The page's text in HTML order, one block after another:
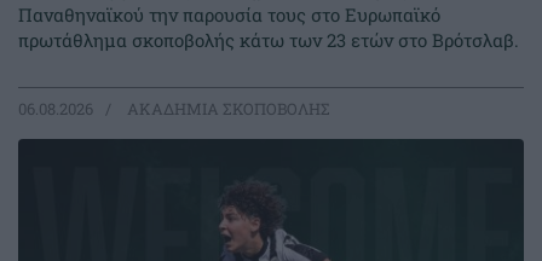
Παναθηναϊκού την παρουσία τους στο Ευρωπαϊκό
πρωτάθλημα σκοποβολής κάτω των 23 ετών στο Βρότσλαβ.
06.08.2026 ΑΚΑΔΗΜΙΑ ΣΚΟΠΟΒΟΛΗΣ